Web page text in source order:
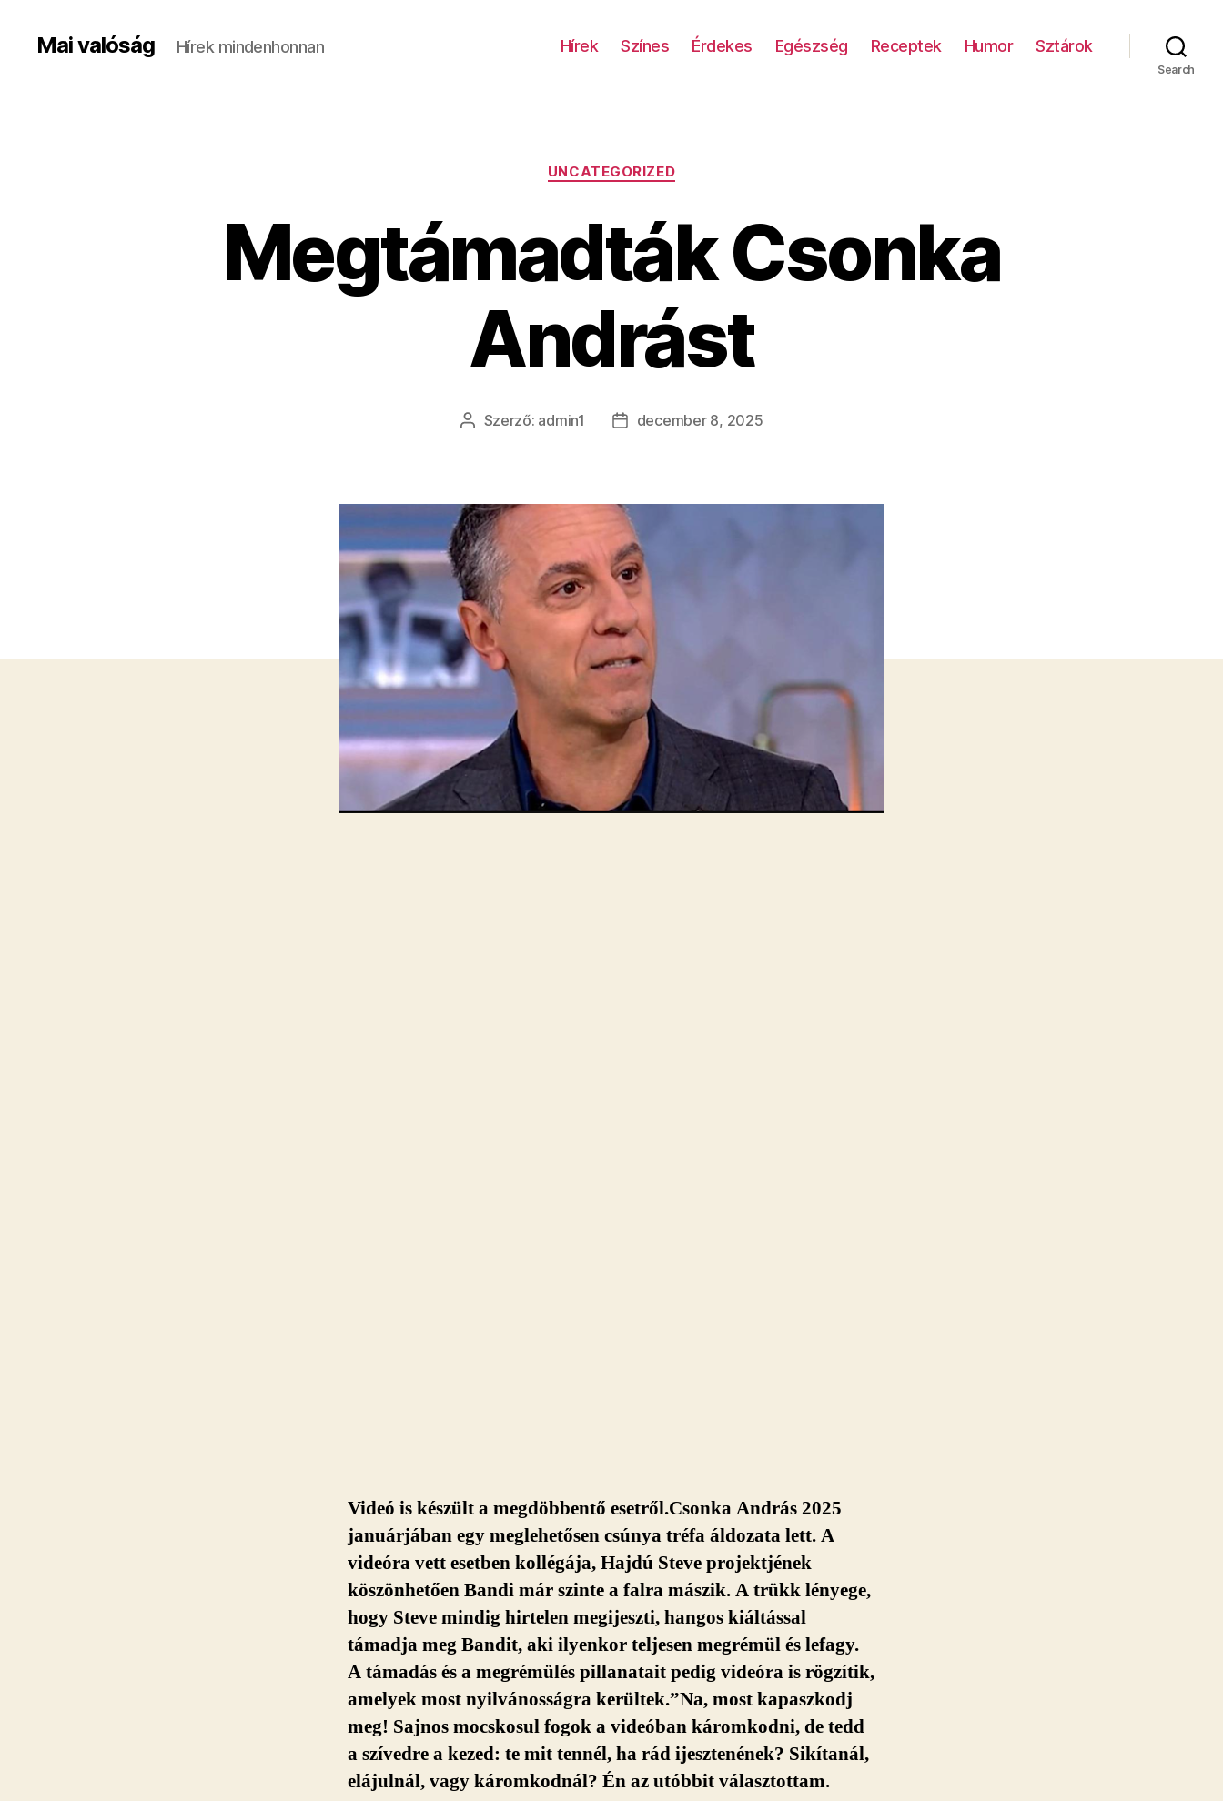
Mai valóság Hírek mindenhonnan Hírek Színes Érdekes Egészség Receptek Humor Sztárok
Search
Kategóriák
UNCATEGORIZED
Megtámadták Csonka
Andrást
Bejegyzés
Szerző: admin1
Bejegyzés
december 8, 2025
Videó is készült a megdöbbentő esetről.Csonka András 2025
januárjában egy meglehetősen csúnya tréfa áldozata lett. A
videóra vett esetben kollégája, Hajdú Steve projektjének
köszönhetően Bandi már szinte a falra mászik. A trükk lényege,
hogy Steve mindig hirtelen megijeszti, hangos kiáltással
támadja meg Bandit, aki ilyenkor teljesen megrémül és lefagy.
A támadás és a megrémülés pillanatait pedig videóra is rögzítik,
amelyek most nyilvánosságra kerültek.”Na, most kapaszkodj
meg! Sajnos mocskosul fogok a videóban káromkodni, de tedd
a szívedre a kezed: te mit tennél, ha rád ijesztenének? Sikítanál,
elájulnál, vagy káromkodnál? Én az utóbbit választottam.